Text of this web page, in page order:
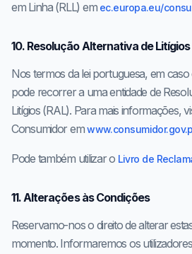
em Linha (RLL) em ec.europa.eu/
10. Resolução Alternativa de
Nos termos da lei portuguesa, em
pode recorrer a uma entidade de
Litígios (RAL). Para mais informações,
Consumidor em
Pode também utilizar o Livro de
11. Alterações às Condições
Reservamo-nos o direito de alterar
momento. Informaremos os